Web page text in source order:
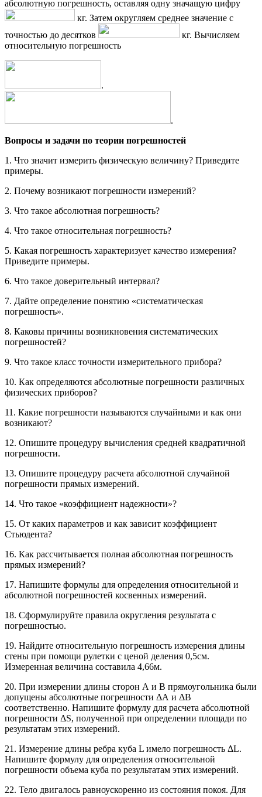
абсолютную погрешность, оставляя одну значащую цифру
кг. Затем округляем среднее значение с
точностью до десятков
кг. Вычисляем
относительную погрешность
.
.
Вопросы и задачи по теории погрешностей
1. Что значит измерить физическую величину? Приведите
примеры.
2. Почему возникают погрешности измерений?
3. Что такое абсолютная погрешность?
4. Что такое относительная погрешность?
5. Какая погрешность характеризует качество измерения?
Приведите примеры.
6. Что такое доверительный интервал?
7. Дайте определение понятию «систематическая
погрешность».
8. Каковы причины возникновения систематических
погрешностей?
9. Что такое класс точности измерительного прибора?
10. Как определяются абсолютные погрешности различных
физических приборов?
11. Какие погрешности называются случайными и как они
возникают?
12. Опишите процедуру вычисления средней квадратичной
погрешности.
13. Опишите процедуру расчета абсолютной случайной
погрешности прямых измерений.
14. Что такое «коэффициент надежности»?
15. От каких параметров и как зависит коэффициент
Стьюдента?
16. Как рассчитывается полная абсолютная погрешность
прямых измерений?
17. Напишите формулы для определения относительной и
абсолютной погрешностей косвенных измерений.
18. Сформулируйте правила округления результата с
погрешностью.
19. Найдите относительную погрешность измерения длины
стены при помощи рулетки с ценой деления 0,5см.
Измеренная величина составила 4,66м.
20. При измерении длины сторон А и В прямоугольника были
допущены абсолютные погрешности ΔА и ΔВ
соответственно. Напишите формулу для расчета абсолютной
погрешности ΔS, полученной при определении площади по
результатам этих измерений.
21. Измерение длины ребра куба L имело погрешность ΔL.
Напишите формулу для определения относительной
погрешности объема куба по результатам этих измерений.
22. Тело двигалось равноускоренно из состояния покоя. Для